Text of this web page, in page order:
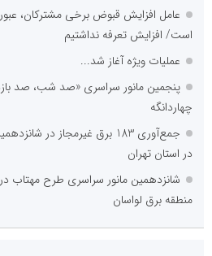
عامل افزایش قبوض برخی مشترکان،
است/ افزایش تعرفه نداشتیم
عملیات ویژه آغاز شد...
پنجمین مانور سراسری «صد شب، صد
چهاردانگه
جمع‌آوری 183 برق غیرمجاز در
در استان تهران
شانزدهمین مانور سراسری طرح مهتاب در
منطقه برق لواسان